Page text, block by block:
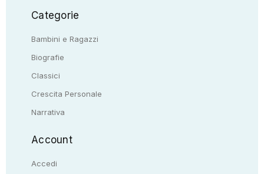
Categorie
Bambini e Ragazzi
Biografie
Classici
Crescita Personale
Narrativa
Account
Accedi